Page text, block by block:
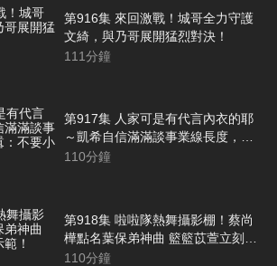
第916集 來回激戰！城哥全力守護
文綺，與乃哥展開猛烈對決！
111分鐘
第917集 人家可是有代言內衣的耶
～凱希自信滿滿談事業線長度，搞
笑叫囂：不要小看喔！
110分鐘
第918集 啦啦隊熱舞攝影棚！蔡尚
樺點名葉保弟神曲 籃籃苡萱立刻帶
頭示範！
110分鐘